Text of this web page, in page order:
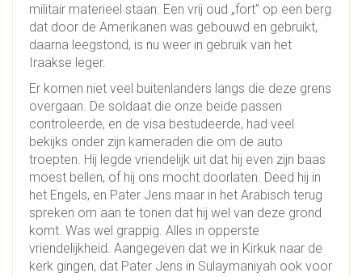
militair materieel staan. Een vrij oud „fort” op een berg
dat door de Amerikanen was gebouwd en gebruikt,
daarna leegstond, is nu weer in gebruik van het
Iraakse leger.
Er komen niet veel buitenlanders langs die deze grens
overgaan. De soldaat die onze beide passen
controleerde, en de visa bestudeerde, had veel
bekijks onder zijn kameraden die om de auto
troepten. Hij legde vriendelijk uit dat hij even zijn baas
moest bellen, of hij ons mocht doorlaten. Deed hij in
het Engels, en Pater Jens maar in het Arabisch terug
spreken om aan te tonen dat hij wel van deze grond
komt. Was wel grappig. Alles in opperste
vriendelijkheid. Aangegeven dat we in Kirkuk naar de
kerk gingen, dat Pater Jens in Sulaymaniyah ook voor